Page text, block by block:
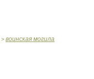
> воинская могила